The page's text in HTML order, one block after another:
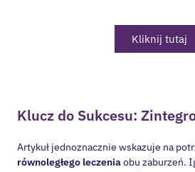
Kliknij tutaj
równoległego leczeniaobu zaburzeń.
podczas terapii uzależnień (lub